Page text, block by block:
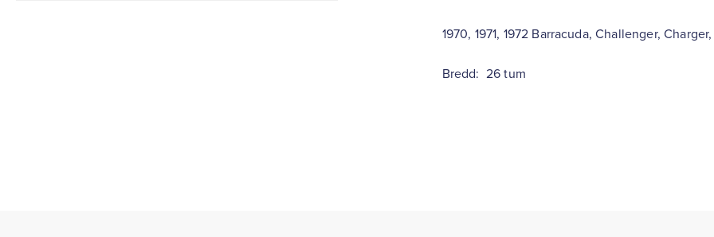
1970, 1971, 1972 Barracuda, Challenger,
Bredd: 26 tum